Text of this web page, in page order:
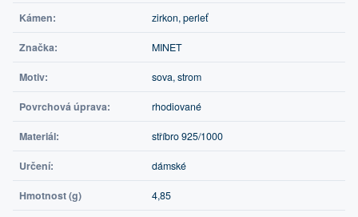
Kámen: zirkon, perleť
Značka: MINET
Motiv: sova, strom
Povrchová úprava: rhodiované
Materiál: stříbro 925/1000
Určení: dámské
Hmotnost (g) 4,85